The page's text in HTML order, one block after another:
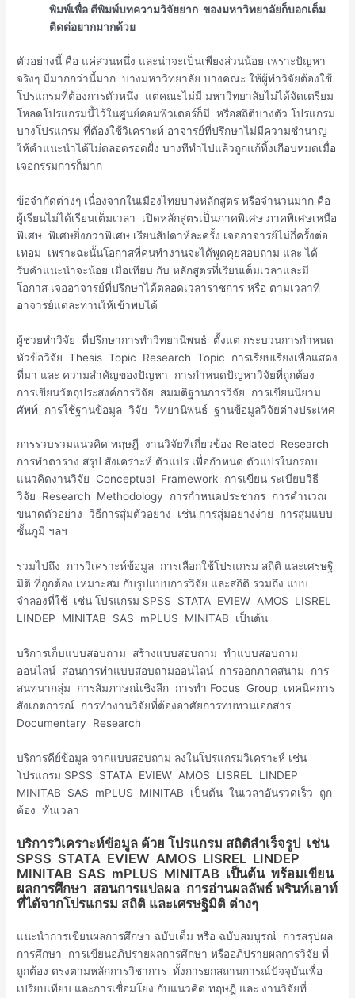
พิมพ์เพื่อ ตีพิมพ์บทความวิจัยยาก ของมหาวิทยาลัยก็บอกเต็ม
ติดต่อยากมากด้วย
ตัวอย่างนี้ คือ แค่ส่วนหนึ่ง และน่าจะเป็นเพียงส่วนน้อย เพราะปัญหา
จริงๆ มีมากกว่านี้มาก บางมหาวิทยาลัย บางคณะ ให้ผู้ทำวิจัยต้องใช้
โปรแกรมที่ต้องการตัวหนึ่ง แต่คณะไม่มี มหาวิทยาลัยไม่ได้จัดเตรียม
โหลดโปรแกรมนี้ไว้ในศูนย์คอมพิวเตอร์ก็มี หรือสถิติบางตัว โปรแกรม
บางโปรแกรม ที่ต้องใช้วิเคราะห์ อาจารย์ที่ปรึกษาไม่มีความชำนาญ
ให้คำแนะนำได้ไม่ตลอดรอดฝั่ง บางทีทำไปแล้วถูกแก้ทิ้งเกือบหมดเมื่อ
เจอกรรมการก็มาก
ข้อจำกัดต่างๆ เนื่องจากในเมืองไทยบางหลักสูตร หรือจำนวนมาก คือ
ผู้เรียนไม่ได้เรียนเต็มเวลา เปิดหลักสูตรเป็นภาคพิเศษ ภาคพิเศษเหนือ
พิเศษ พิเศษยิ่งกว่าพิเศษ เรียนสัปดาห์ละครั้ง เจออาจารย์ไม่กี่ครั้งต่อ
เทอม เพราะฉะนั้นโอกาสที่คนทำงานจะได้พูดคุยสอบถาม และ ได้
รับคำแนะนำจะน้อย เมื่อเทียบ กับ หลักสูตรที่เรียนเต็มเวลาและมี
โอกาส เจออาจารย์ที่ปรึกษาได้ตลอดเวลาราชการ หรือ ตามเวลาที่
อาจารย์แต่ละท่านให้เข้าพบได้
ผู้ช่วยทำวิจัย ที่ปรึกษาการทำวิทยานิพนธ์ ตั้งแต่ กระบวนการกำหนด
หัวข้อวิจัย Thesis Topic Research Topic การเรียบเรียงเพื่อแสดง
ที่มา และ ความสำคัญของปัญหา การกำหนดปัญหาวิจัยที่ถูกต้อง
การเขียนวัตถุประสงค์การวิจัย สมมติฐานการวิจัย การเขียนนิยาม
ศัพท์ การใช้ฐานข้อมูล วิจัย วิทยานิพนธ์ ฐานข้อมูลวิจัยต่างประเทศ
การรวบรวมแนวคิด ทฤษฎี งานวิจัยที่เกี่ยวข้อง Related Research
การทำตาราง สรุป สังเคราะห์ ตัวแปร เพื่อกำหนด ตัวแปรในกรอบ
แนวคิดงานวิจัย Conceptual Framework การเขียน ระเบียบวิธี
วิจัย Research Methodology การกำหนดประชากร การคำนวณ
ขนาดตัวอย่าง วิธีการสุ่มตัวอย่าง เช่น การสุ่มอย่างง่าย การสุ่มแบบ
ชั้นภูมิ ฯลฯ
รวมไปถึง การวิเคราะห์ข้อมูล การเลือกใช้โปรแกรม สถิติ และเศรษฐิ
มิติ ที่ถูกต้อง เหมาะสม กับรูปแบบการวิจัย และสถิติ รวมถึง แบบ
จำลองที่ใช้ เช่น โปรแกรม SPSS STATA EVIEW AMOS LISREL
LINDEP MINITAB SAS mPLUS MINITAB เป็นต้น
บริการเก็บแบบสอบถาม สร้างแบบสอบถาม ทำแบบสอบถาม
ออนไลน์ สอนการทำแบบสอบถามออนไลน์ การออกภาคสนาม การ
สนทนากลุ่ม การสัมภาษณ์เชิงลึก การทำ Focus Group เทคนิคการ
สังเกตการณ์ การทำงานวิจัยที่ต้องอาศัยการทบทวนเอกสาร
Documentary Research
บริการคีย์ข้อมูล จากแบบสอบถาม ลงในโปรแกรมวิเคราะห์ เช่น
โปรแกรม SPSS STATA EVIEW AMOS LISREL LINDEP
MINITAB SAS mPLUS MINITAB เป็นต้น ในเวลาอันรวดเร็ว ถูก
ต้อง ทันเวลา
บริการวิเคราะห์ข้อมูล ด้วย โปรแกรม สถิติสำเร็จรูป เช่น
SPSS STATA EVIEW AMOS LISREL LINDEP
MINITAB SAS mPLUS MINITAB เป็นต้น พร้อมเขียน
ผลการศึกษา สอนการแปลผล การอ่านผลลัพธ์ พรินท์เอาท์
ที่ได้จากโปรแกรม สถิติ และเศรษฐิมิติ ต่างๆ
แนะนำการเขียนผลการศึกษา ฉบับเต็ม หรือ ฉบับสมบูรณ์ การสรุปผล
การศึกษา การเขียนอภิปรายผลการศึกษา หรืออภิปรายผลการวิจัย ที่
ถูกต้อง ตรงตามหลักการวิชาการ ทั้งการยกสถานการณ์ปัจจุบันเพื่อ
เปรียบเทียบ และการเชื่อมโยง กับแนวคิด ทฤษฎี และ งานวิจัยที่